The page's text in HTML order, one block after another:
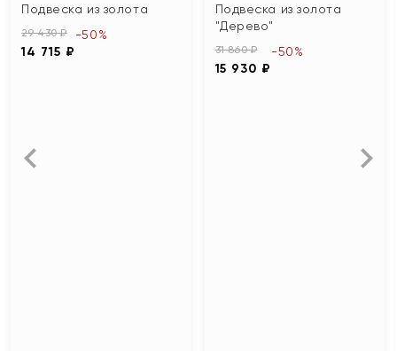
Подвеска из золота
29 430 ₽
14 715 ₽
-50%
Подвеска из золота
"Дерево"
31 860 ₽
15 930 ₽
-50%